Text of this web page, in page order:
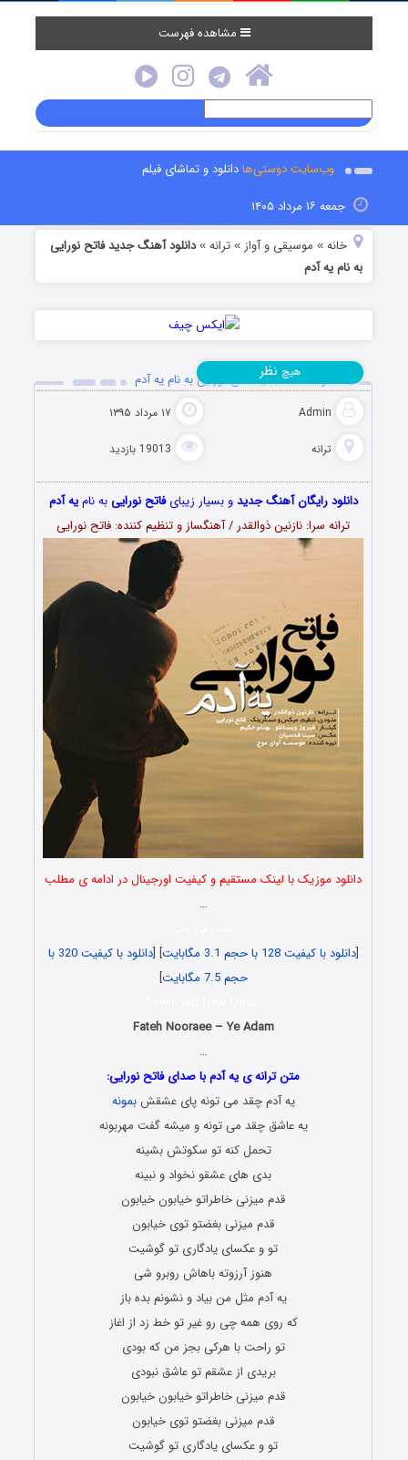
مشاهده فهرست
وب‌سایت دوستی‌هادانلود و تماشای فیلم
جمعه ۱۶ مرداد ۱۴۰۵
خانه » موسیقی و آواز »ترانه »دانلود آهنگ جدید فاتح نورایی
به نام یه آدم
دانلود آهنگ جدید فاتح نورایی به نام یه آدم
Admin ۱۷ مرداد ۱۳۹۵
ترانه 19013 بازدید
هیچ نظر
دانلود رایگان آهنگ جدیدو بسیار زیبایفاتح نوراییبه نامیه آدم
ترانه سرا: نازنین ذوالقدر / آهنگساز و تنظیم کننده: فاتح نورایی
دانلود موزیک با لینک مستقیم و کیفیت اورجینال در ادامه ی مطلب
…
[دانلود با کیفیت 128 با حجم 3.1 مگابایت ] [
دانلود با کیفیت 320 با
حجم 7.5 مگابایت
]
Fateh Nooraee – Ye Adam
…
متن ترانه ی یه آدم با صدای فاتح نورایی:
یه آدم چقد می تونه پای عشقشبمونه
یه عاشق چقد می تونه و میشه گفت مهربونه
تحمل کنه تو سکوتش بشینه
بدی های عشقو نخواد و نبینه
قدم میزنی خاطراتو خیابون خیابون
قدم میزنی بغضتو توی خیابون
تو و عکسای یادگاری تو گوشیت
هنوز آرزوته باهاش روبرو شی
یه آدم مثل من بیاد و نشونم بده باز
که روی همه چی رو غیر تو خط زد از اغاز
تو راحت با هرکی بجز من که بودی
بریدی از عشقم تو عاشق نبودی
قدم میزنی خاطراتو خیابون خیابون
قدم میزنی بغضتو توی خیابون
تو و عکسای یادگاری تو گوشیت